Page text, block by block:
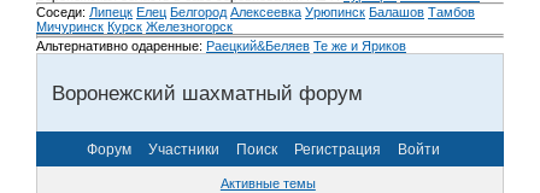
Соседи: Липецк Елец Белгород Алексеевка Урюпинск Балашов Тамбов
Мичуринск Курск Железногорск
Альтернативно одаренные: Раецкий&Беляев Те же и Яриков
Воронежский шахматный форум
Форум Участники Поиск Регистрация Войти
Активные темы